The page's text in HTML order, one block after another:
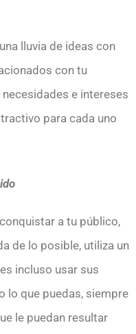
lluvia de ideas con
con tu
e intereses
para cada uno
a tu público,
de lo posible, utiliza un
incluso usar sus
lo que puedas, siempre
le puedan resultar